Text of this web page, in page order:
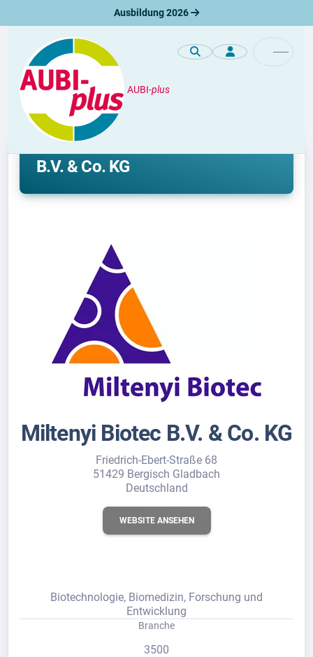
Ausbildung 2026
AUBI-plus
Unternehmen
Ausbildung bei Miltenyi Biotec
B.V. & Co. KG
Miltenyi Biotec B.V. & Co. KG
Friedrich-Ebert-Straße 68
51429 Bergisch Gladbach
Deutschland
WEBSITE ANSEHEN
Biotechnologie, Biomedizin, Forschung und
Entwicklung
Branche
3500